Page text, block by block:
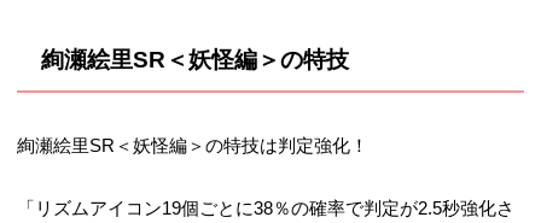
絢瀬絵里SR＜妖怪編＞の特技
絢瀬絵里SR＜妖怪編＞の特技は判定強化！
「リズムアイコン19個ごとに38％の確率で判定が2.5秒強化さ